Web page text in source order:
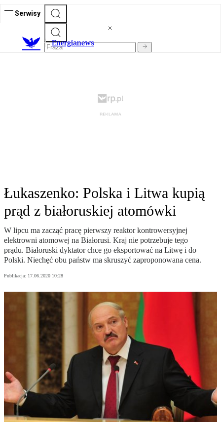
Serwisy
Energianews
Łukaszenko: Polska i Litwa kupią
prąd z białoruskiej atomówki
W lipcu ma zacząć pracę pierwszy reaktor kontrowersyjnej
elektrowni atomowej na Białorusi. Kraj nie potrzebuje tego
prądu. Białoruski dyktator chce go eksportować na Litwę i do
Polski. Niechęć obu państw ma skruszyć zaproponowana cena.
Publikacja: 17.06.2020 10:28